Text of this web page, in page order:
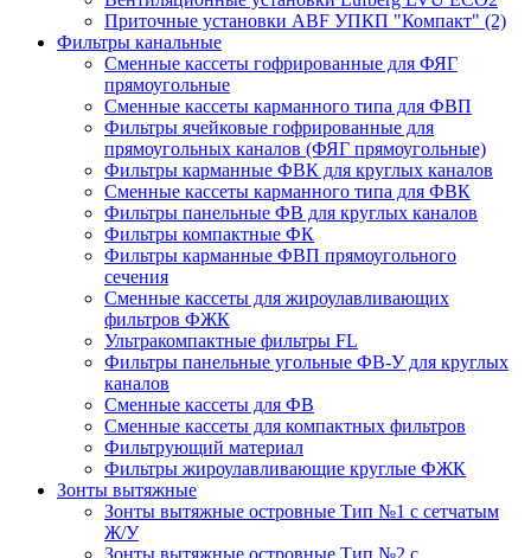
Приточные установки ABF УПКП "Компакт" (2)
Фильтры канальные
Сменные кассеты гофрированные для ФЯГ
прямоугольные
Сменные кассеты карманного типа для ФВП
Фильтры ячейковые гофрированные для
прямоугольных каналов (ФЯГ прямоугольные)
Фильтры карманные ФВК для круглых каналов
Сменные кассеты карманного типа для ФВК
Фильтры панельные ФВ для круглых каналов
Фильтры компактные ФК
Фильтры карманные ФВП прямоугольного
сечения
Сменные кассеты для жироулавливающих
фильтров ФЖК
Ультракомпактные фильтры FL
Фильтры панельные угольные ФВ-У для круглых
каналов
Сменные кассеты для ФВ
Сменные кассеты для компактных фильтров
Фильтрующий материал
Фильтры жироулавливающие круглые ФЖК
Зонты вытяжные
Зонты вытяжные островные Тип №1 с сетчатым
Ж/У
Зонты вытяжные островные Тип №2 с